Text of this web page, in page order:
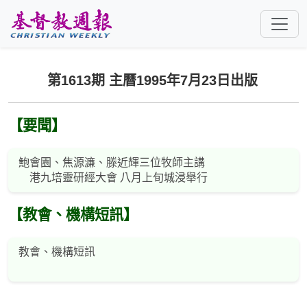
第1613期 主曆1995年7月23日出版
【要聞】
鮑會園、焦源濂、滕近輝三位牧師主講
港九培靈研經大會 八月上旬城浸舉行
【教會、機構短訊】
教會、機構短訊